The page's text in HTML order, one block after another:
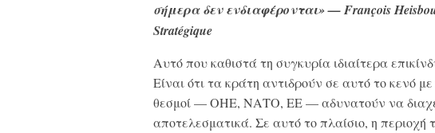
σήμερα δεν ενδιαφέρονται» — François
Stratégique
Αυτό που καθιστά τη συγκυρία ιδιαίτερα
Είναι ότι τα κράτη αντιδρούν σε αυτό το κενό με
θεσμοί — ΟΗΕ, ΝΑΤΟ, ΕΕ — αδυνατούν να
αποτελεσματικά. Σε αυτό το πλαίσιο, η περιοχή